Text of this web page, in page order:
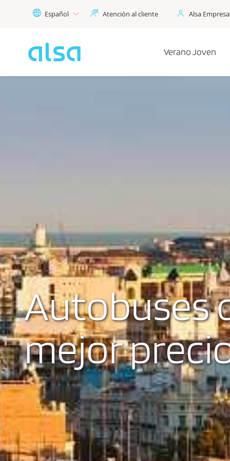
Saltar al contenido principal
Español Atención al cliente Alsa
Verano Joven
Autobuses
mejor